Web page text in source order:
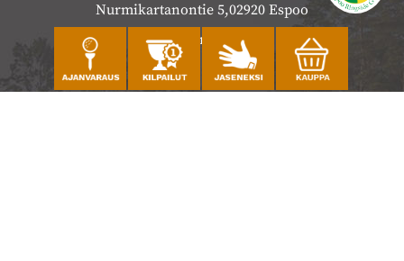
Nurmikartanontie 5,02920 Espoo
Katso sijainti kartalla